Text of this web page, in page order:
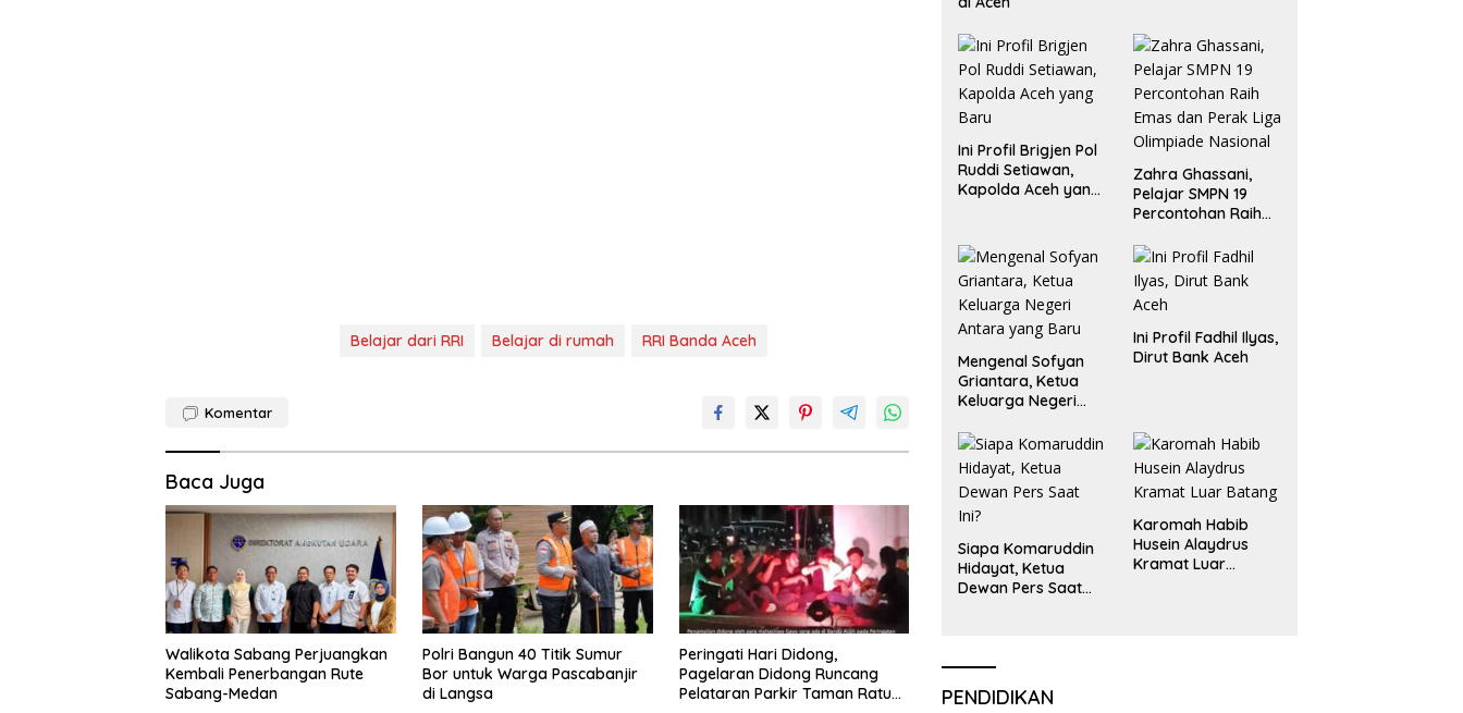
Belajar dari RRI Belajar di rumah RRI Banda Aceh
Komentar
Baca Juga
Walikota Sabang Perjuangkan
Kembali Penerbangan Rute
Sabang-Medan
Polri Bangun 40 Titik Sumur
Bor untuk Warga Pascabanjir
di Langsa
Peringati Hari Didong,
Pagelaran Didong Runcang
Pelataran Parkir Taman Ratu
Ini Profil Brigjen Pol
Ruddi Setiawan,
Kapolda Aceh yang
Zahra Ghassani,
Pelajar SMPN 19
Percontohan Raih
Liga Olimpiade
Nasional
Mengenal Sofyan
Griantara, Ketua
Keluarga Negeri
Ini Profil Fadhil Ilyas,
Dirut Bank Aceh
Siapa Komaruddin
Hidayat, Ketua
Dewan Pers Saat
Karomah Habib
Husein Alaydrus
Kramat Luar
PENDIDIKAN